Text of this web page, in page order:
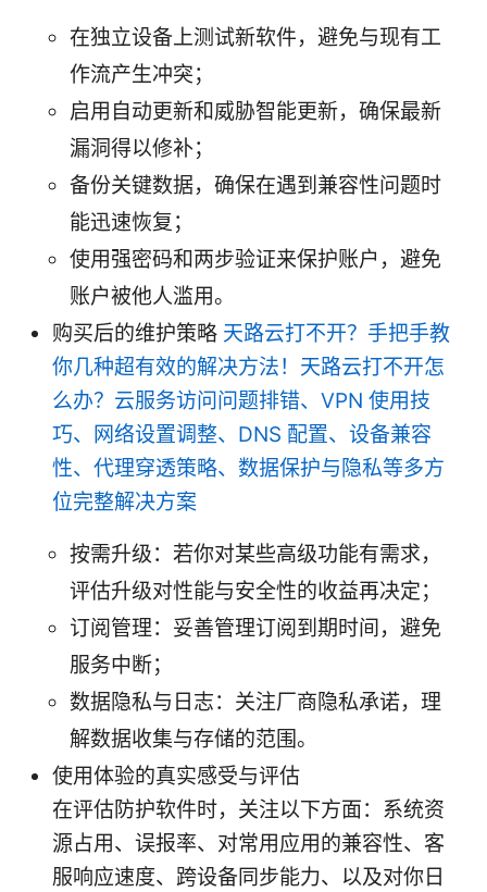
在独立设备上测试新软件，避免与现有工
作流产生冲突；
启用自动更新和威胁智能更新，确保最新
漏洞得以修补；
备份关键数据，确保在遇到兼容性问题时
能迅速恢复；
使用强密码和两步验证来保护账户，避免
账户被他人滥用。
购买后的维护策略 天路云打不开？手把手教
你几种超有效的解决方法！天路云打不开怎
么办？云服务访问问题排错、VPN 使用技
巧、网络设置调整、DNS 配置、设备兼容
性、代理穿透策略、数据保护与隐私等多方
位完整解决方案
按需升级：若你对某些高级功能有需求，
评估升级对性能与安全性的收益再决定；
订阅管理：妥善管理订阅到期时间，避免
服务中断；
数据隐私与日志：关注厂商隐私承诺，理
解数据收集与存储的范围。
使用体验的真实感受与评估
在评估防护软件时，关注以下方面：系统资
源占用、误报率、对常用应用的兼容性、客
服响应速度、跨设备同步能力、以及对你日